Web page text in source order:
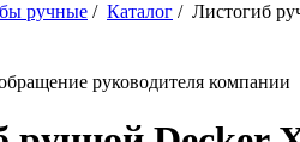
ручные / Каталог / Листогиб
руководителя компании